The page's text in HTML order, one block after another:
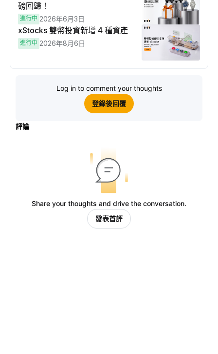
磅回歸！
進行中 2026年6月3日
xStocks 雙幣投資新增 4 種資產
進行中 2026年8月6日
Log in to comment your thoughts
登錄後回覆
評論
Share your thoughts and drive the conversation.
發表首評